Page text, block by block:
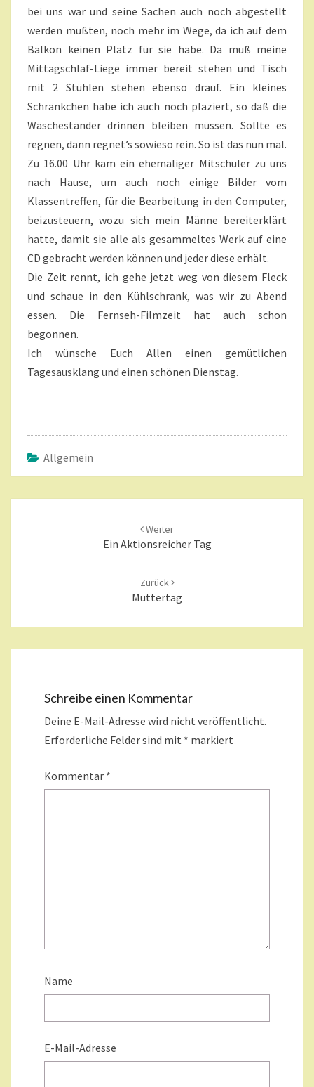
?
>
bei uns war und seine Sachen auch noch abgestellt
werden mußten, noch mehr im Wege, da ich auf dem
Balkon keinen Platz für sie habe. Da muß meine
Mittagschlaf-Liege immer bereit stehen und Tisch
mit 2 Stühlen stehen ebenso drauf. Ein kleines
Schränkchen habe ich auch noch plaziert, so daß die
Wäscheständer drinnen bleiben müssen. Sollte es
regnen, dann regnet’s sowieso rein. So ist das nun mal.
Zu 16.00 Uhr kam ein ehemaliger Mitschüler zu uns
nach Hause, um auch noch einige Bilder vom
Klassentreffen, für die Bearbeitung in den Computer,
beizusteuern, wozu sich mein Männe bereiterklärt
hatte, damit sie alle als gesammeltes Werk auf eine
CD gebracht werden können und jeder diese erhält.
Die Zeit rennt, ich gehe jetzt weg von diesem Fleck
und schaue in den Kühlschrank, was wir zu Abend
essen. Die Fernseh-Filmzeit hat auch schon
begonnen.
Ich wünsche Euch Allen einen gemütlichen
Tagesausklang und einen schönen Dienstag.
Allgemein
Weiter
Ein Aktionsreicher Tag
Zurück
Muttertag
Schreibe einen Kommentar
Deine E-Mail-Adresse wird nicht veröffentlicht.
Erforderliche Felder sind mit * markiert
Kommentar *
Name
E-Mail-Adresse